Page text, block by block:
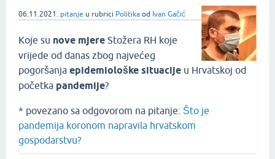
06.11.2021. pitanje u rubrici Politika od Ivan Gačić
Koje su nove mjere Stožera RH koje
vrijede od danas zbog najvećeg
pogoršanja epidemiološke situacije u Hrvatskoj od
početka pandemije?
* povezano sa odgovorom na pitanje: Što je
pandemija koronom napravila hrvatskom
gospodarstvu?